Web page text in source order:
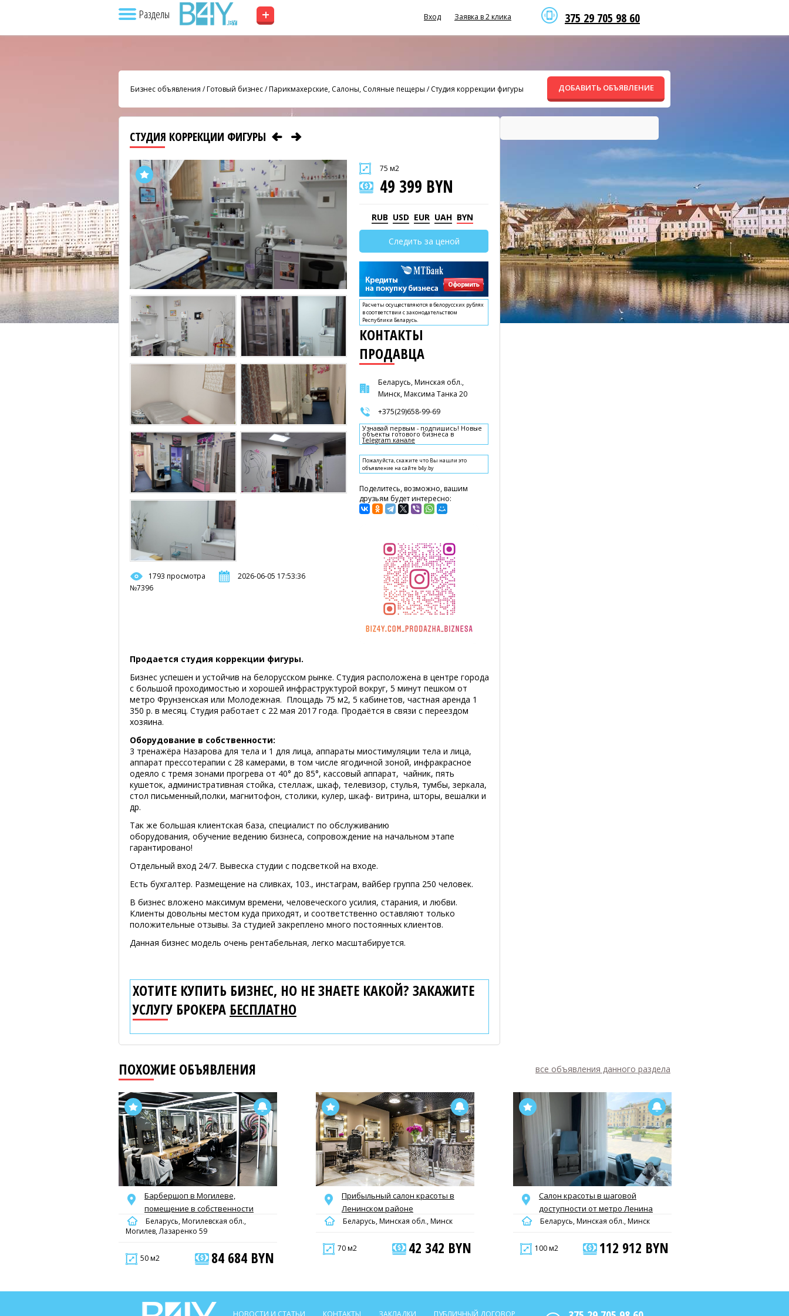
Разделы + 375 29 705 98 60
Вход Заявка в 2 клика
Бизнес объявления /Готовый бизнес/Парикмахерские, Салоны, Соляные пещеры /Студия коррекции фигуры ДОБАВИТЬ ОБЪЯВЛЕНИЕ
СТУДИЯ КОРРЕКЦИИ ФИГУРЫ
1793 просмотра
2026-06-05 17:53:36
№7396
75 м2
49 399 BYN
RUB USD EUR UAH BYN
Следить за ценой
Расчеты осуществляются в белорусских рублях
в соответствии с законодательством
Республики Беларусь.
КОНТАКТЫ
ПРОДАВЦА
Беларусь, Минская обл.,
Минск, Максима Танка 20
+375(29)658-99-69
Узнавай первым - подпишись! Новые
объекты готового бизнеса в
Telegram канале
Пожалуйста, скажите что Вы нашли это
объявление на сайте b4y.by
Поделитесь, возможно, вашим
друзьям будет интересно:
Продается студия коррекции фигуры.
Бизнес успешен и устойчив на белорусском рынке. Студия расположена в центре города
с большой проходимостью и хорошей инфраструктурой вокруг, 5 минут пешком от
метро Фрунзенская или Молодежная. Площадь 75 м2, 5 кабинетов, частная аренда 1
350 р. в месяц. Студия работает с 22 мая 2017 года. Продаётся в связи с переездом
хозяина.
Оборудование в собственности:
3 тренажёра Назарова для тела и 1 для лица, аппараты миостимуляции тела и лица,
аппарат прессотерапии с 28 камерами, в том числе ягодичной зоной, инфракрасное
одеяло с тремя зонами прогрева от 40° до 85°, кассовый аппарат, чайник, пять
кушеток, административная стойка, стеллаж, шкаф, телевизор, стулья, тумбы, зеркала,
стол письменный,полки, магнитофон, столики, кулер, шкаф- витрина, шторы, вешалки и
др.
Так же большая клиентская база, специалист по обслуживанию
оборудования, обучение ведению бизнеса, сопровождение на начальном этапе
гарантировано!
Отдельный вход 24/7. Вывеска студии с подсветкой на входе.
Есть бухгалтер. Размещение на сливках, 103., инстаграм, вайбер группа 250 человек.
В бизнес вложено максимум времени, человеческого усилия, старания, и любви.
Клиенты довольны местом куда приходят, и соответственно оставляют только
положительные отзывы. За студией закреплено много постоянных клиентов.
Данная бизнес модель очень рентабельная, легко масштабируется.
ХОТИТЕ КУПИТЬ БИЗНЕС, НО НЕ ЗНАЕТЕ КАКОЙ? ЗАКАЖИТЕ
УСЛУГУ БРОКЕРА БЕСПЛАТНО
ПОХОЖИЕ ОБЪЯВЛЕНИЯ все объявления данного раздела
Барбершоп в Могилеве,
помещение в собственности
Беларусь, Могилевская обл.,
Могилев, Лазаренко 59
50 м2 84 684 BYN
Прибыльный салон красоты в
Ленинском районе
Беларусь, Минская обл., Минск
70 м2 42 342 BYN
Салон красоты в шаговой
доступности от метро Ленина
Беларусь, Минская обл., Минск
100 м2 112 912 BYN
НОВОСТИ И СТАТЬИ КОНТАКТЫ ЗАКЛАДКИ ПУБЛИЧНЫЙ ДОГОВОР